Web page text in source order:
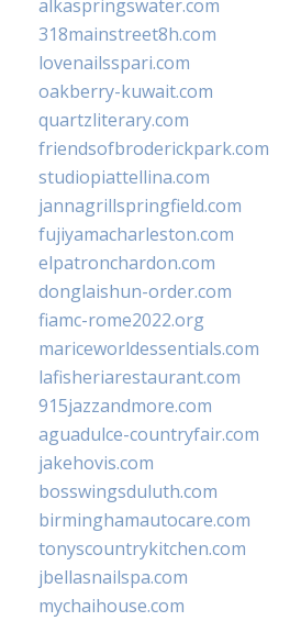
alkaspringswater.com
318mainstreet8h.com
lovenailsspari.com
oakberry-kuwait.com
quartzliterary.com
friendsofbroderickpark.com
studiopiattellina.com
jannagrillspringfield.com
fujiyamacharleston.com
elpatronchardon.com
donglaishun-order.com
fiamc-rome2022.org
mariceworldessentials.com
lafisheriarestaurant.com
915jazzandmore.com
aguadulce-countryfair.com
jakehovis.com
bosswingsduluth.com
birminghamautocare.com
tonyscountrykitchen.com
jbellasnailspa.com
mychaihouse.com